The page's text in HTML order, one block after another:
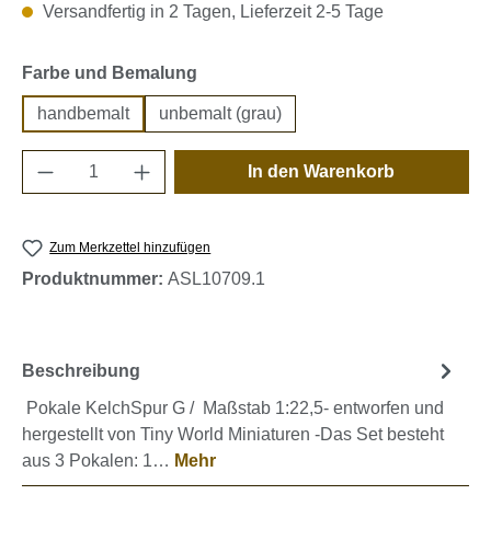
Versandfertig in 2 Tagen, Lieferzeit 2-5 Tage
Farbe und Bemalung
handbemalt unbemalt (grau)
Produkt Anzahl: Gib den gewünschten
In den Warenkorb
Zum Merkzettel hinzufügen
Produktnummer: ASL10709.1
Beschreibung
Pokale KelchSpur G / Maßstab 1:22,5- entworfen und
hergestellt von Tiny World Miniaturen -Das Set besteht
aus 3 Pokalen: 1… Mehr